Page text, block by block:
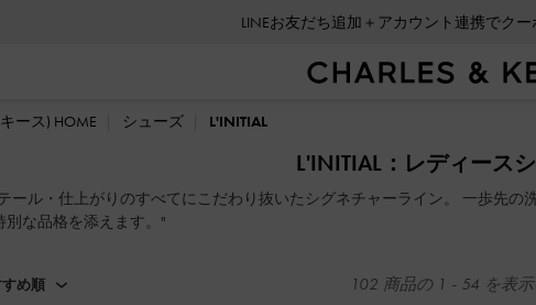
会員登録＋ニュースレター登録で10%OFFク
会員登録＋ニュースレター登録で10%OFFク
ース) HOME シューズ L'INITIAL
L'INITIAL：レディース
ール・仕上がりのすべてにこだわり抜いたシグネチャーライン。 一歩先の
別な品格を添えます。"
め順 102 商品の 1 - 54 を表